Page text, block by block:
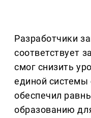
Разработчики
соответствует
смог снизить
единой системы
обеспечил
образованию